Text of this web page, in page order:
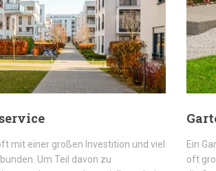
mit einer großen Investition und viel
Um Teil davon zu
Ein
oft